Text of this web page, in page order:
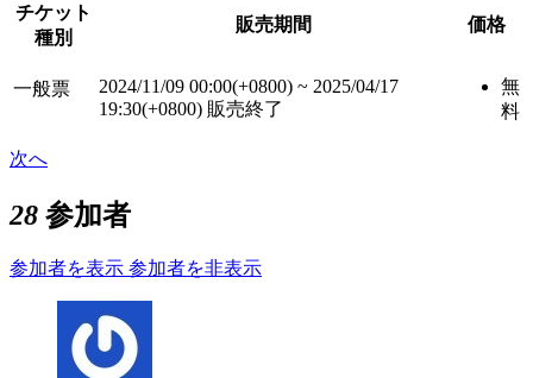
チケット
種別
販売期間 価格
一般票 2024/11/09 00:00(+0800) ~ 2025/04/17
19:30(+0800) 販売終了
無
料
次へ
28 参加者
参加者を表示 参加者を非表示